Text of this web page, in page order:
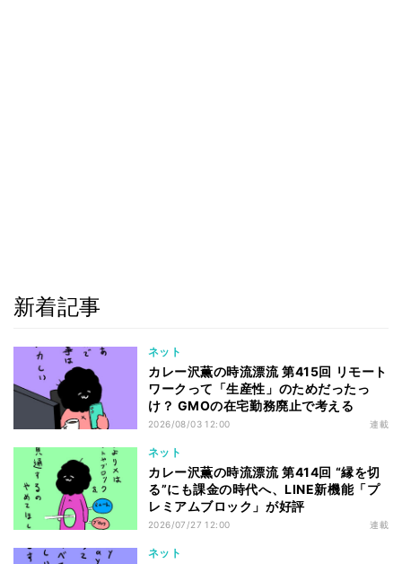
新着記事
ネット
カレー沢薫の時流漂流 第415回 リモート
ワークって「生産性」のためだったっ
け？ GMOの在宅勤務廃止で考える
2026/08/03 12:00 連載
ネット
カレー沢薫の時流漂流 第414回 “縁を切
る”にも課金の時代へ、LINE新機能「プ
レミアムブロック」が好評
2026/07/27 12:00 連載
ネット